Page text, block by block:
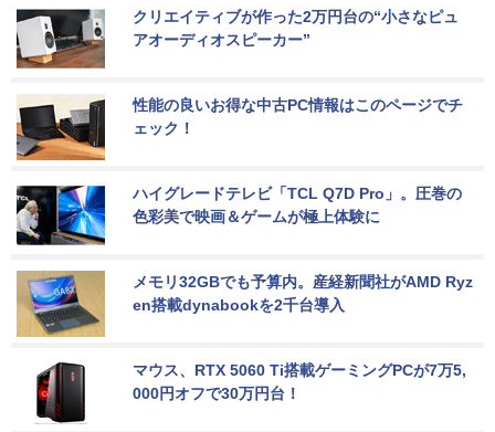
クリエイティブが作った2万円台の“小さなピュ
アオーディオスピーカー”
性能の良いお得な中古PC情報はこのページでチ
ェック！
ハイグレードテレビ「TCL Q7D Pro」。圧巻の
色彩美で映画＆ゲームが極上体験に
メモリ32GBでも予算内。産経新聞社がAMD Ryz
en搭載dynabookを2千台導入
マウス、RTX 5060 Ti搭載ゲーミングPCが7万5,
000円オフで30万円台！